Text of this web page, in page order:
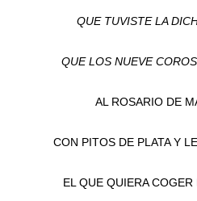
QUE TUVISTE LA
QUE LOS NUEVE
AL ROSARIO DE
CON PITOS DE PLATA Y
EL QUE QUIERA COGER